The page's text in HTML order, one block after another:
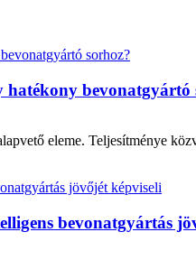
hatékony bevonatgyártó
eleme. Teljesítménye
bevonatgyártás